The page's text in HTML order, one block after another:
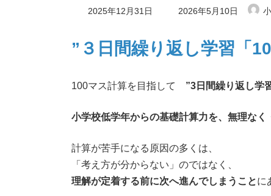
2025年12月31日
最
終
新
日
2026年5月10日
”３日間繰り返し学習「
100マス計算を目指して ”3日間繰り返し学
小学校低学年からの基礎計算力を、無理な
計算が苦手になる原因の多くは、
「考え方が分からない」のではなく、
理解が定着する前に次へ進んでしまうことに